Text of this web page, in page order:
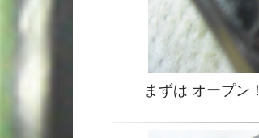
まずは オープン！